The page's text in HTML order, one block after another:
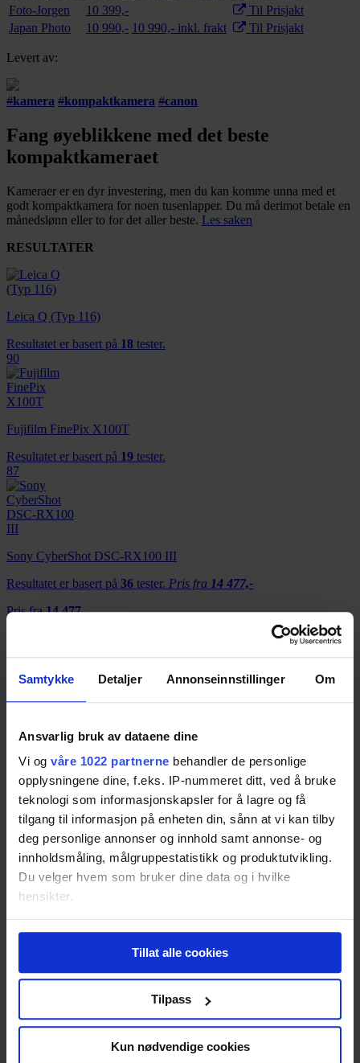
Samtykke Detaljer Annonseinnstillinger Om
Ansvarlig bruk av dataene dine
Vi og våre 1022 partnerne behandler de personlige
opplysningene dine, f.eks. IP-nummeret ditt, ved å bruke
teknologi som informasjonskapsler for å lagre og få
tilgang til informasjon på enheten din, sånn at vi kan tilby
deg personlige annonser og innhold samt annonse- og
innholdsmåling, målgruppestatistikk og produktutvikling.
Du velger hvem som bruker dine data og i hvilke
hensikter.
Hvis du gir oss lov, vil vi også gjerne:
Innhente informasjon om den geografiske
beliggenheten din, som kan være nøyaktig innenfor
Identifisere enheten din ved å aktivt skanne den
kan du lese om hvordan dine personlige
Tillat alle cookies
Tilpass
Kun nødvendige cookies
Foto-Jorgen
10 399,-
Til Prisjakt
Japan Photo
10 990,- 10 990,- inkl. frakt Til Prisjakt
Levert av:
#kamera #kompaktkamera #canon
Fang øyeblikkene med det beste
kompaktkameraet
Kameraer er en dyr investering, men du kan komme unna med et
godt kompaktkamera for noen tusenlapper. Du må derimot betale en
månedslønn eller to for det aller beste. Les saken
RESULTATER
Leica Q (Typ 116)
Resultatet er basert på 18 tester.
90
Fujifilm FinePix X100T
Resultatet er basert på 19 tester.
87
Sony CyberShot DSC-RX100 III
Resultatet er basert på 36 tester. Pris fra 14 477,-
Pris fra14 477,-
Resultatet er basert på28tester.
Panasonic Lumix DMC-LX100
Resultatet er basert på
26
Sony CyberShot DSC-RX10 II
tester.Pris fra18 984,-
85